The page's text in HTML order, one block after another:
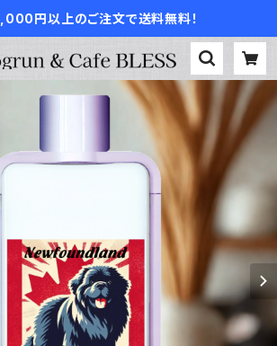
円以上のご注文で送料無料！